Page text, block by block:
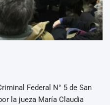
Federal N° 5 de San
la jueza María Claudia